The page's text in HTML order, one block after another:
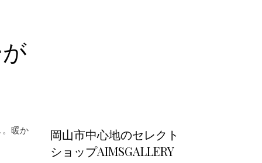
暖か
岡山市中心地のセレクト
ショップAIMSGALLERY